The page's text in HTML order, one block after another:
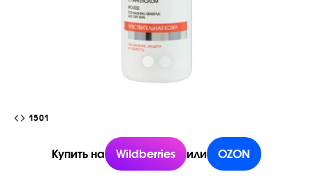
1501
Купить на Wildberries или OZON